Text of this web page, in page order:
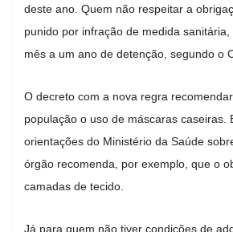
deste ano. Quem não respeitar a
punido por infração de medida
mês a um ano de detenção, segundo o
O decreto com a nova regra
população o uso de máscaras caseiras.
orientações do Ministério da Saúde
órgão recomenda, por exemplo, que o
camadas de tecido.
Já para quem não tiver condições de